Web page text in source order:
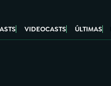
VIDEOCASTS ÚLTIMAS